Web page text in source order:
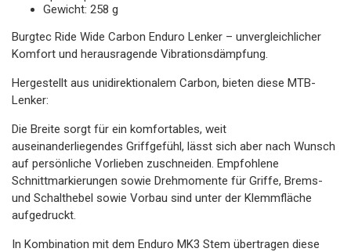
Gewicht: 258 g
Burgtec Ride Wide Carbon Enduro Lenker – unvergleichlicher
Komfort und herausragende Vibrationsdämpfung.
Hergestellt aus unidirektionalem Carbon, bieten diese MTB-
Lenker:
Die Breite sorgt für ein komfortables, weit
auseinanderliegendes Griffgefühl, lässt sich aber nach Wunsch
auf persönliche Vorlieben zuschneiden. Empfohlene
Schnittmarkierungen sowie Drehmomente für Griffe, Brems-
und Schalthebel sowie Vorbau sind unter der Klemmfläche
aufgedruckt.
In Kombination mit dem Enduro MK3 Stem übertragen diese